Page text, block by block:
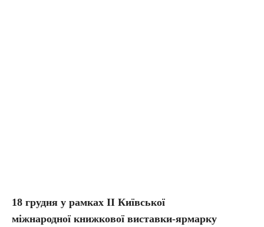
18 грудня у рамках ІІ Київської
міжнародної книжкової виставки-ярмарку